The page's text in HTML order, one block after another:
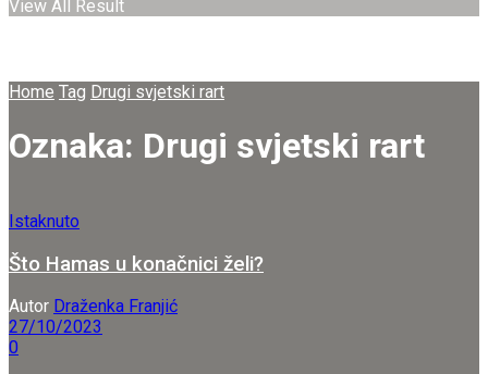
View All Result
Home Tag Drugi svjetski rart
Oznaka: Drugi svjetski rart
Istaknuto
Što Hamas u konačnici želi?
Autor Draženka Franjić
27/10/2023
0